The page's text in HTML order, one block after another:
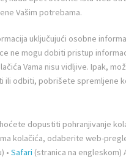
(npr., pod
uporabu cookies.
ili upite; (ii)
pohraniti samo na
podatke
isključivo s nama
ukoliko ste na to izričito
Vašim potrebama.
uključujući osobne
ne mogu dobiti pristup
Vama nisu vidljive. Ipak,
ili odbiti, pobrišete spremljene
dopustiti pohranjivanje
kolačića, odaberite web-
•Safari (stranica na